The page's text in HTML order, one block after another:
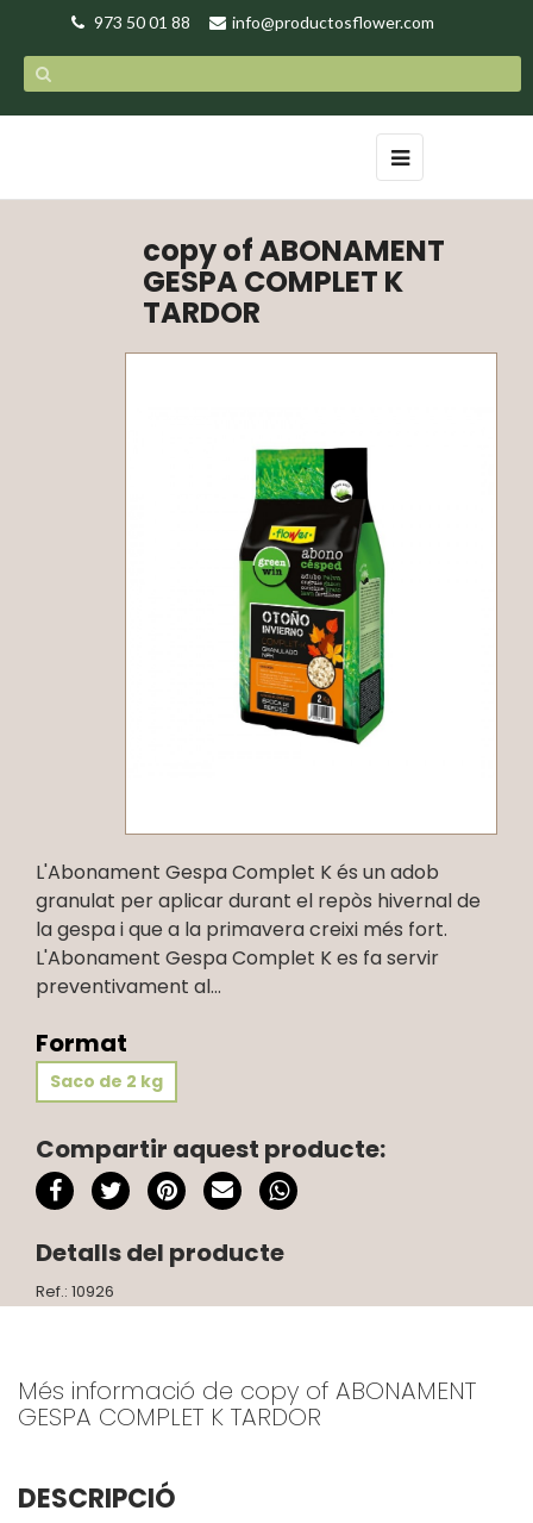
973 50 01 88 info@productosflower.com
Toggle
navigation
☰
copy of ABONAMENT
GESPA COMPLET K
TARDOR
L'Abonament Gespa Complet K és un adob
granulat per aplicar durant el repòs hivernal de
la gespa i que a la primavera creixi més fort.
L'Abonament Gespa Complet K es fa servir
preventivament al...
Format
Saco de 2 kg
Compartir aquest producte:
Detalls del producte
Ref.: 10926
Més informació de copy of ABONAMENT
GESPA COMPLET K TARDOR
DESCRIPCIÓ